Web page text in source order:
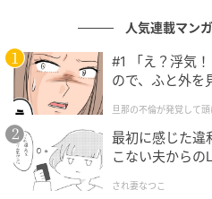
黒ワンピ×ブルーシャツ
タイル
人気連載マン
#1 「え？浮気
ので、ふと外を
クチャにしてや
旦那の不倫が発覚して
最初に感じた違
こない夫からの
され妻なつこ